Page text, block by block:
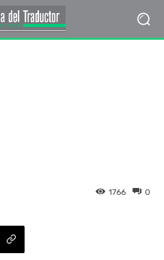
0
1766